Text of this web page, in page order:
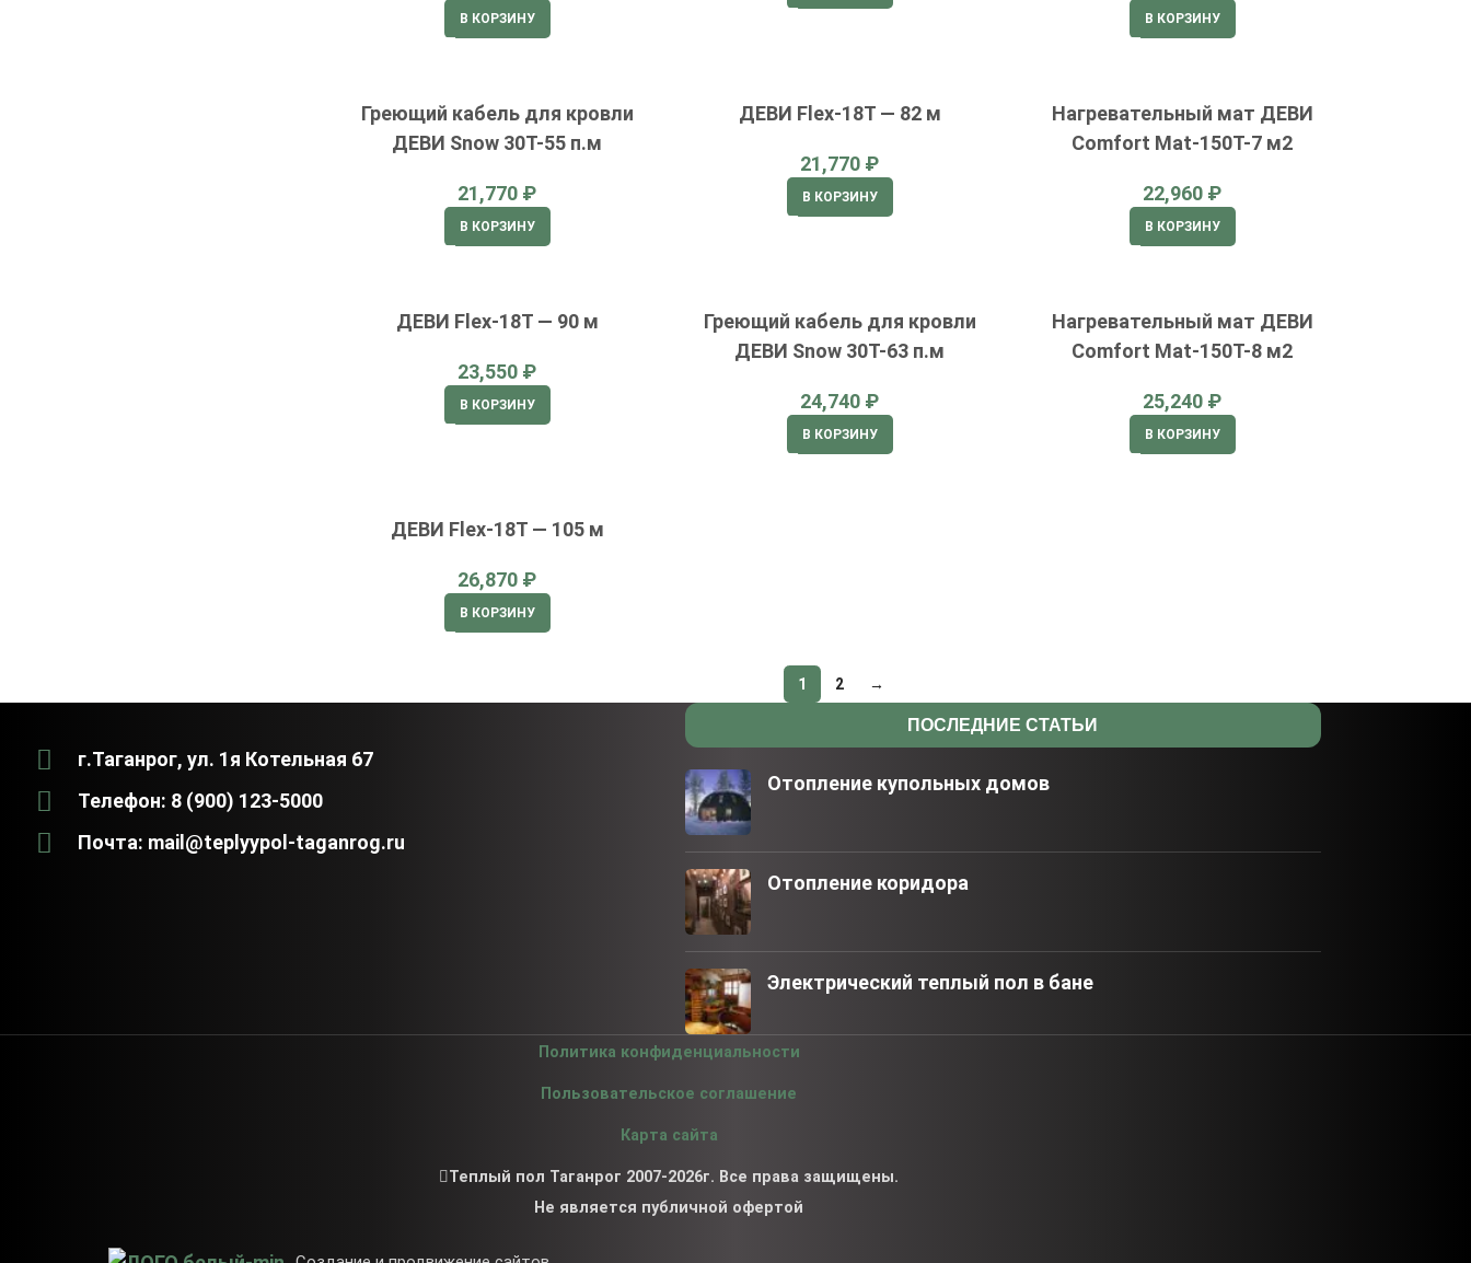
В КОРЗИНУ В КОРЗИНУ
Греющий кабель для кровли
ДЕВИ Snow 30T-55 п.м
₽
В КОРЗИНУ
ДЕВИ Flex-18T — 82 м
₽
В КОРЗИНУ
Нагревательный мат ДЕВИ
Comfort Mat-150T-7 м2
₽
В КОРЗИНУ
ДЕВИ Flex-18T — 90 м
₽
В КОРЗИНУ
Греющий кабель для кровли
ДЕВИ Snow 30T-63 п.м
₽
В КОРЗИНУ
Нагревательный мат ДЕВИ
Comfort Mat-150T-8 м2
₽
В КОРЗИНУ
ДЕВИ Flex-18T — 105 м
₽
В КОРЗИНУ
1 2 →
г.Таганрог, ул. 1я Котельная 67
Телефон: 8 (900) 123-5000
Почта: mail@teplyypol-taganrog.ru
ПОСЛЕДНИЕ СТАТЬИ
Отопление купольных домов
Отопление коридора
Электрический теплый пол в бане
Политика конфиденциальности
Пользовательское соглашение
Карта сайта
Теплый пол Таганрог 2007-2026г. Все права защищены.
Не является публичной офертой